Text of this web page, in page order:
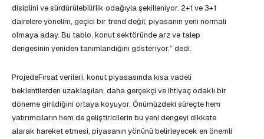
disiplini ve sürdürülebilirlik odağıyla şekilleniyor. 2+1 ve 3+1
dairelere yönelim, geçici bir trend değil; piyasanın yeni normali
olmaya aday. Bu tablo, konut sektöründe arz ve talep
dengesinin yeniden tanımlandığını gösteriyor.” dedi.
ProjedeFırsat verileri, konut piyasasında kısa vadeli
beklentilerden uzaklaşılan, daha gerçekçi ve ihtiyaç odaklı bir
döneme girildiğini ortaya koyuyor. Önümüzdeki süreçte hem
yatırımcıların hem de geliştiricilerin bu yeni dengeyi dikkate
alarak hareket etmesi, piyasanın yönünü belirleyecek en önemli